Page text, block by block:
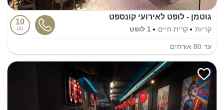
גוטמן - לופט לאירועי קונספט
קריות קרית חיים 1 לופט
10
3
עד 80 אורחים